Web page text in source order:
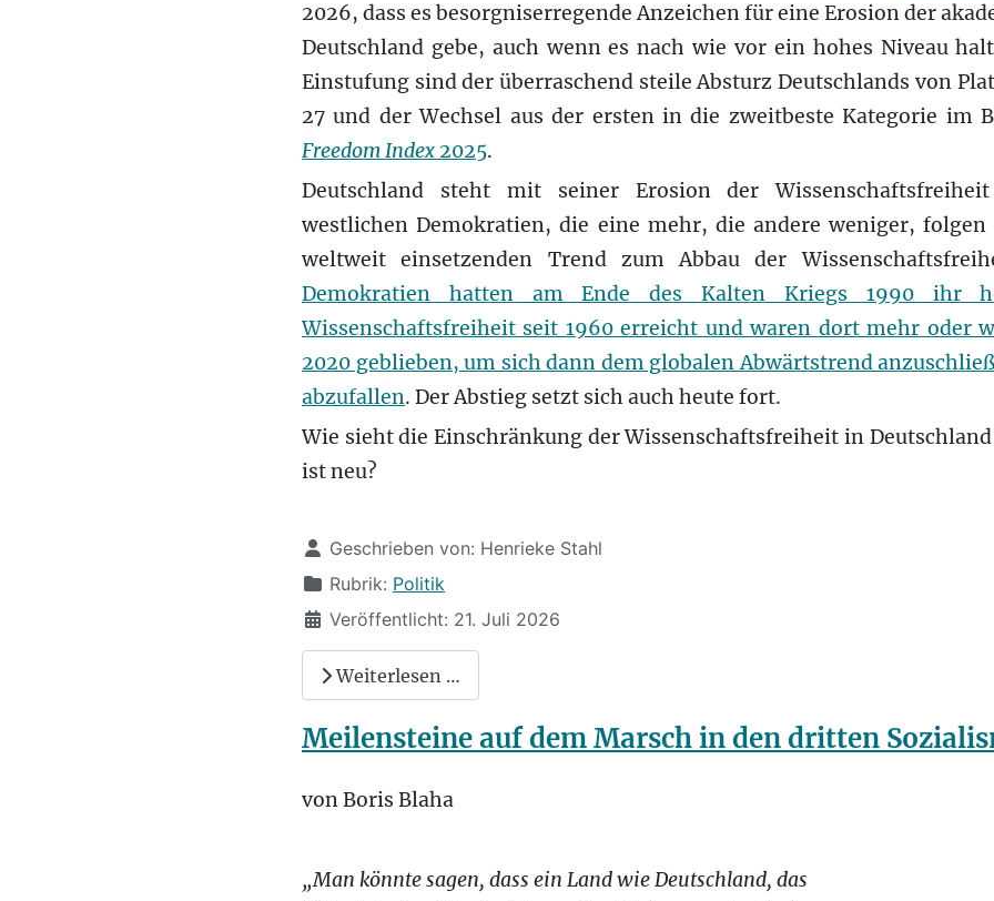
2026, dass es besorgniserregende Anzeichen für eine Erosion der
Deutschland gebe, auch wenn es nach wie vor ein hohes Niveau
Einstufung sind der überraschend steile Absturz Deutschlands von
27 und der Wechsel aus der ersten in die zweitbeste Kategorie im
Freedom Index 2025.
Deutschland steht mit seiner Erosion der
westlichen Demokratien, die eine mehr, die andere weniger, folgen
weltweit einsetzenden Trend zum Abbau der
Demokratien hatten am Ende des Kalten Kriegs 1990 ihr
Wissenschaftsfreiheit seit 1960 erreicht und waren dort mehr oder
2020 geblieben, um sich dann dem globalen Abwärtstrend
abzufallen. Der Abstieg setzt sich auch heute fort.
Wie sieht die Einschränkung der Wissenschaftsfreiheit in
ist neu?
DetailsGeschrieben von: Henrieke Stahl
Rubrik: Politik
Veröffentlicht: 21. Juli 2026
Weiterlesen …
Meilensteine auf dem Marsch in den dritten
von Boris Blaha
„Man könnte sagen, dass ein Land wie Deutschland, das